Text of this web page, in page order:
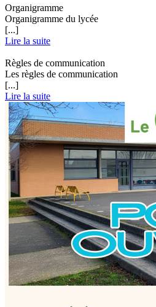
Organigramme
Organigramme du lycée
[...]
Lire la suite
Règles de communication
Les règles de communication
[...]
Lire la suite